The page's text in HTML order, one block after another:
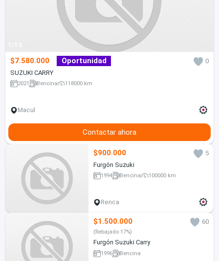
1/13
$7.580.000 Oportunidad
0
SUZUKI CARRY
2021 Bencina 118000 km
Macul
Contactar ahora
$900.000
5
Furgón Suzuki
1994 Bencina 100000 km
Renca
$1.500.000 60
(Rebajado 17%)
Furgón Suzuki Carry
1996 Bencina